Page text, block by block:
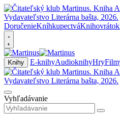
DoručenieKníhkupectváKnihovrátok
Knihy E-knihyAudioknihyHry
Vyhľadávanie